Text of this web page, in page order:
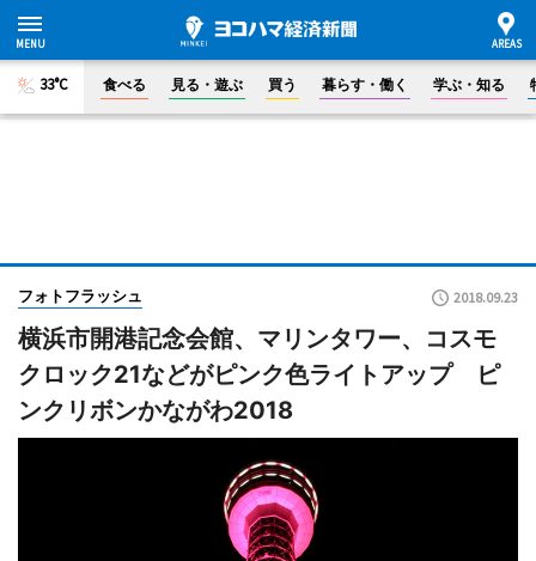
33°C 食べる 見る・遊ぶ 買う 暮らす・働く 学ぶ・知る
フォトフラッシュ 2018.09.23
横浜市開港記念会館、マリンタワー、コスモ
クロック21などがピンク色ライトアップ ピ
ンクリボンかながわ2018